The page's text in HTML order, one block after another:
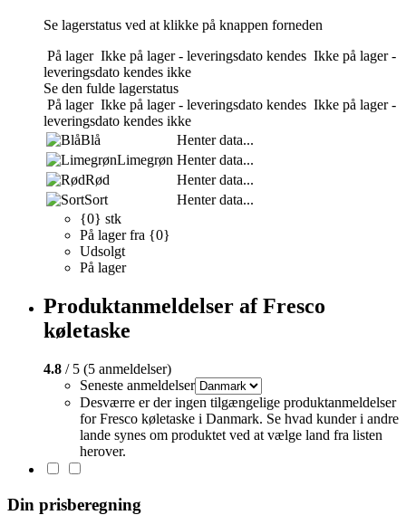
Se lagerstatus ved at klikke på knappen forneden
På lager Ikke på lager - leveringsdato kendes Ikke på lager -
leveringsdato kendes ikke
Se den fulde lagerstatus
På lager Ikke på lager - leveringsdato kendes Ikke på lager -
leveringsdato kendes ikke
Blå
Henter data...
Limegrøn Henter data...
Rød
Henter data...
Sort
Henter data...
{0} stk
På lager fra {0}
Udsolgt
På lager
Produktanmeldelser af Fresco
køletaske
4.8 / 5 (5 anmeldelser)
Seneste anmeldelser
Desværre er der ingen tilgængelige produktanmeldelser
for Fresco køletaske i Danmark. Se hvad kunder i andre
lande synes om produktet ved at vælge land fra listen
herover.
Din prisberegning